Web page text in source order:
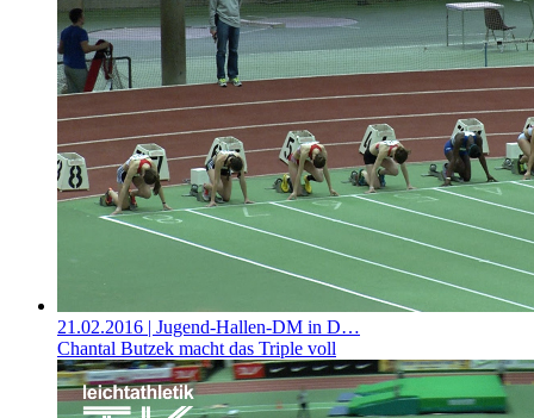
21.02.2016 | Jugend-Hallen-DM in D…
Chantal Butzek macht das Triple voll